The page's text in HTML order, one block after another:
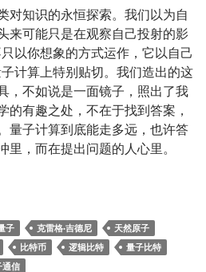
对知识的永恒探索。我们以为自
来可能只是在观察自己投射的影
以你想象的方式运作，它以自己
计算上特别贴切。我们造出的这
，不如说是一面镜子，照出了我
的有趣之处，不在于找到答案，
量子计算到底能走多远，也许答
，而在提出问题的人心里。
子 克雷格·吉德尼
天然原子
比特币 逻辑比特
量子比特
通信